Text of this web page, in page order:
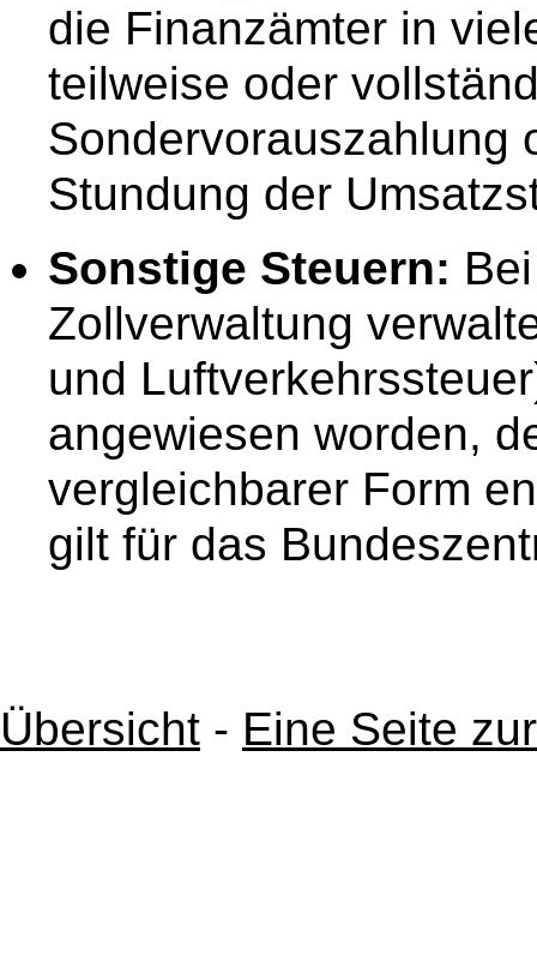
die Finanzämter in
teilweise oder
Sondervorauszahlung
Stundung der
Sonstige Steuern:
Zollverwaltung
und
angewiesen worden,
vergleichbarer Form
gilt für das
Übersicht - Eine Seite